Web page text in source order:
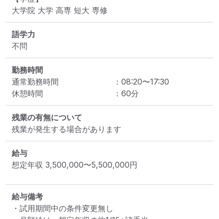
大学院 大学 高専 短大 専修
語学力
不問
勤務時間
通常勤務時間
： 08:20〜17:30
休憩時間
： 60分
残業の有無について
残業が発生する場合があります
給与
想定年収 3,500,000〜5,500,000円
給与備考
・試用期間中の条件変更無し